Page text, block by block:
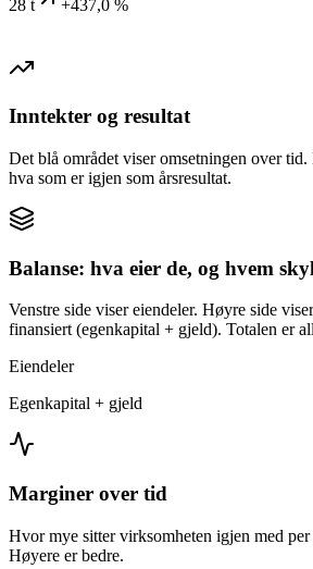
28 t
+437,0 %
Inntekter og resultat
Det blå området viser omsetningen over
hva som er igjen som årsresultat.
Balanse: hva eier de, og hvem
Venstre side viser eiendeler. Høyre side
finansiert (egenkapital + gjeld). Totalen er
Eiendeler
Egenkapital + gjeld
Marginer over tid
Hvor mye sitter virksomheten igjen med
Høyere er bedre.